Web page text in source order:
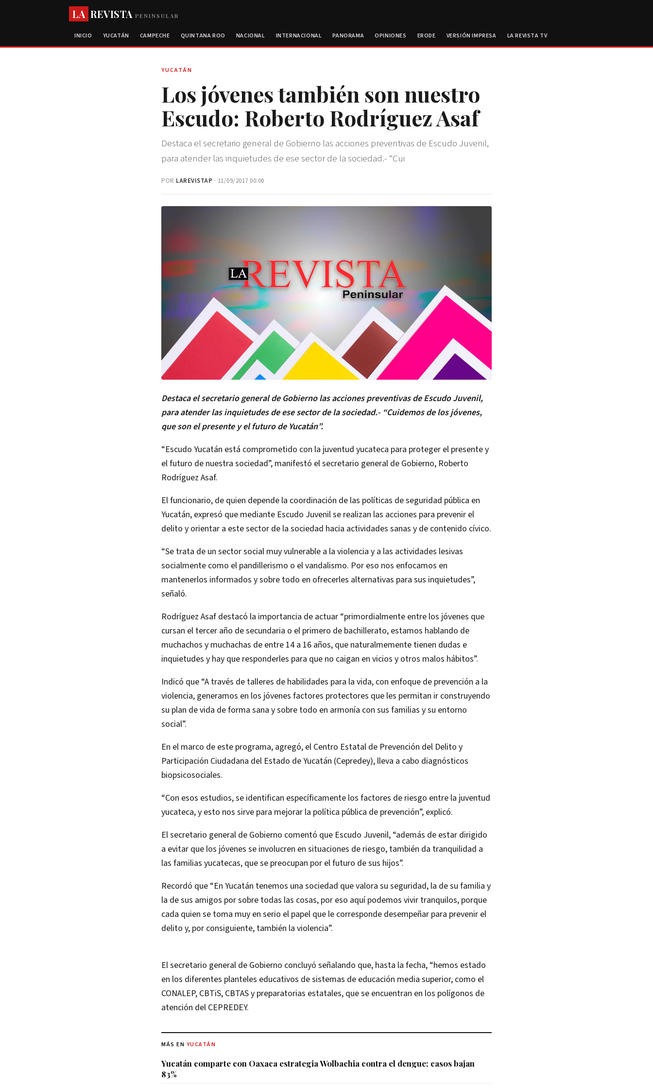
LA REVISTAPENINSULAR
INICIO YUCATÁN CAMPECHE QUINTANA ROO NACIONAL INTERNACIONAL PANORAMA OPINIONES ERODE VERSIÓN IMPRESA LA REVISTA TV
YUCATÁN
Los jóvenes también son nuestro
Escudo: Roberto Rodríguez Asaf
Destaca el secretario general de Gobierno las acciones preventivas de Escudo Juvenil,
para atender las inquietudes de ese sector de la sociedad.- “Cui
POR LAREVISTAP · 11/09/2017 00:00
Destaca el secretario general de Gobierno las acciones preventivas de Escudo Juvenil,
para atender las inquietudes de ese sector de la sociedad.- “Cuidemos de los jóvenes,
que son el presente y el futuro de Yucatán”.
“Escudo Yucatán está comprometido con la juventud yucateca para proteger el presente y
el futuro de nuestra sociedad”, manifestó el secretario general de Gobierno, Roberto
Rodríguez Asaf.
El funcionario, de quien depende la coordinación de las políticas de seguridad pública en
Yucatán, expresó que mediante Escudo Juvenil se realizan las acciones para prevenir el
delito y orientar a este sector de la sociedad hacia actividades sanas y de contenido cívico.
“Se trata de un sector social muy vulnerable a la violencia y a las actividades lesivas
socialmente como el pandillerismo o el vandalismo. Por eso nos enfocamos en
mantenerlos informados y sobre todo en ofrecerles alternativas para sus inquietudes”,
señaló.
Rodríguez Asaf destacó la importancia de actuar “primordialmente entre los jóvenes que
cursan el tercer año de secundaria o el primero de bachillerato, estamos hablando de
muchachos y muchachas de entre 14 a 16 años, que naturalmemente tienen dudas e
inquietudes y hay que responderles para que no caigan en vicios y otros malos hábitos”.
Indicó que “A través de talleres de habilidades para la vida, con enfoque de prevención a la
violencia, generamos en los jóvenes factores protectores que les permitan ir construyendo
su plan de vida de forma sana y sobre todo en armonía con sus familias y su entorno
social”.
En el marco de este programa, agregó, el Centro Estatal de Prevención del Delito y
Participación Ciudadana del Estado de Yucatán (Cepredey), lleva a cabo diagnósticos
biopsicosociales.
“Con esos estudios, se identifican específicamente los factores de riesgo entre la juventud
yucateca, y esto nos sirve para mejorar la política pública de prevención”, explicó.
El secretario general de Gobierno comentó que Escudo Juvenil, “además de estar dirigido
a evitar que los jóvenes se involucren en situaciones de riesgo, también da tranquilidad a
las familias yucatecas, que se preocupan por el futuro de sus hijos”.
Recordó que “En Yucatán tenemos una sociedad que valora su seguridad, la de su familia y
la de sus amigos por sobre todas las cosas, por eso aquí podemos vivir tranquilos, porque
cada quien se toma muy en serio el papel que le corresponde desempeñar para prevenir el
delito y, por consiguiente, también la violencia”.
El secretario general de Gobierno concluyó señalando que, hasta la fecha, “hemos estado
en los diferentes planteles educativos de sistemas de educación media superior, como el
CONALEP, CBTiS, CBTAS y preparatorias estatales, que se encuentran en los polígonos de
atención del CEPREDEY.
MÁS EN YUCATÁN
Yucatán comparte con Oaxaca estrategia Wolbachia contra el dengue; casos bajan
83%